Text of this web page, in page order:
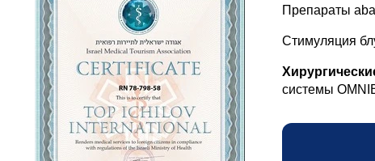
Препараты
Стимуляция
системы